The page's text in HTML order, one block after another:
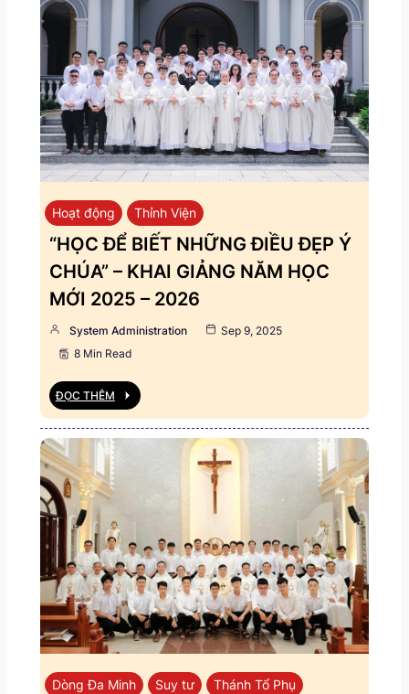
Hoạt động Thỉnh Viện
“HỌC ĐỂ BIẾT NHỮNG ĐIỀU ĐẸP Ý
CHÚA” – KHAI GIẢNG NĂM HỌC
MỚI 2025 – 2026
System Administration
Sep 9, 2025
8 Min Read
ĐỌC THÊM
Dòng Đa Minh Suy tư
Thánh Tổ Phụ